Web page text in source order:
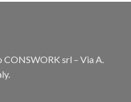
CONSWORK srl – Via A.